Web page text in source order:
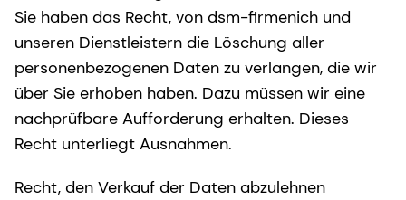
Sie haben das Recht, von dsm-firmenich und
unseren Dienstleistern die Löschung aller
personenbezogenen Daten zu verlangen, die wir
über Sie erhoben haben. Dazu müssen wir eine
nachprüfbare Aufforderung erhalten. Dieses
Recht unterliegt Ausnahmen.
Recht, den Verkauf der Daten abzulehnen